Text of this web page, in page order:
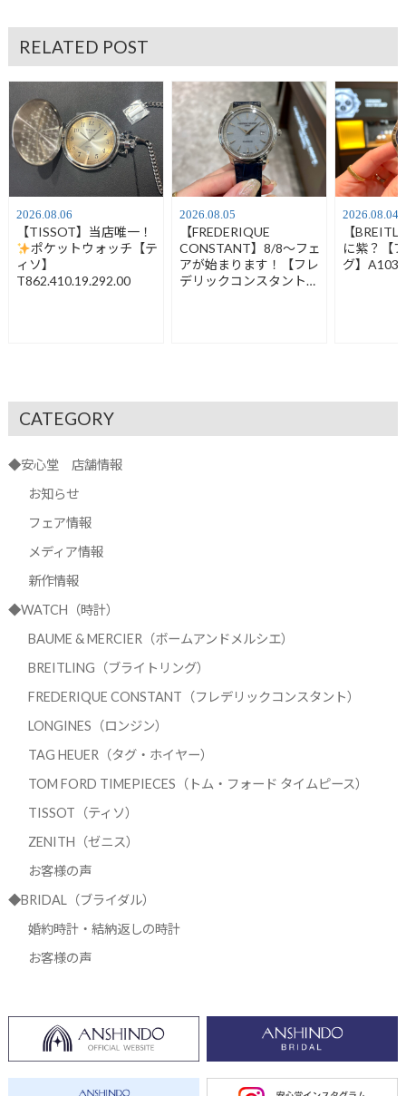
RELATED POST
2026.08.06
【TISSOT】当店唯一！
ポケットウォッチ【テ
ィソ】
T862.410.19.292.00
2026.08.05
【FREDERIQUE
CONSTANT】8/8～フェ
アが始まります！【フレ
デリックコンスタント】
2026.08.04
【
に紫？【
グ】
CATEGORY
◆安心堂 店舗情報
お知らせ
フェア情報
メディア情報
新作情報
◆WATCH（時計）
BAUME & MERCIER（ボームアンドメルシエ）
BREITLING（ブライトリング）
FREDERIQUE CONSTANT（フレデリックコンスタント）
LONGINES（ロンジン）
TAG HEUER（タグ・ホイヤー）
TOM FORD TIMEPIECES（トム・フォード タイムピース）
TISSOT（ティソ）
ZENITH（ゼニス）
お客様の声
◆BRIDAL（ブライダル）
婚約時計・結納返しの時計
お客様の声